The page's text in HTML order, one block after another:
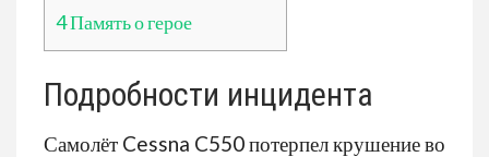
4Память о герое
Подробности инцидента
Самолёт Cessna C550 потерпел крушение во